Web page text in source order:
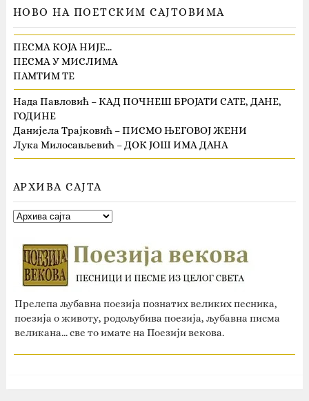
НОВО НА ПОЕТСКИМ САЈТОВИМА
ПЕСМА КОЈА НИЈЕ…
ПЕСМА У МИСЛИМА
ПАМТИМ ТЕ
Нада Павловић – КАД ПОЧНЕШ БРОЈАТИ САТЕ, ДАНЕ,
ГОДИНЕ
Данијела Трајковић – ПИСМО ЊЕГОВОЈ ЖЕНИ
Лука Милосављевић – ДОК ЈОШ ИМА ДАНА
АРХИВА САЈТА
Прелепа љубавна поезија познатих великих песника,
поезија о животу, родољубива поезија, љубавна писма
великана... све то имате на Поезији векова.